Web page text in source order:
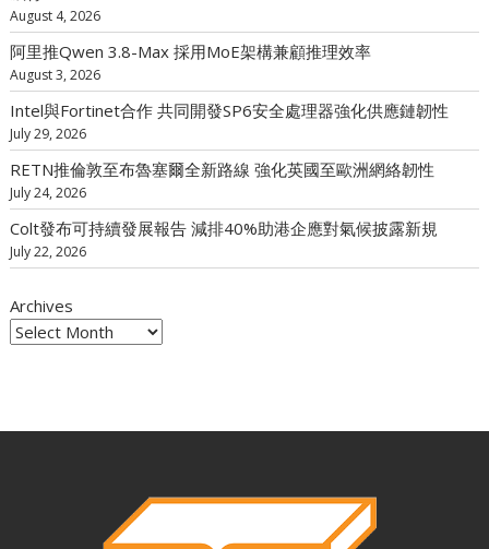
August 4, 2026
阿里推Qwen 3.8-Max 採用MoE架構兼顧推理效率
August 3, 2026
Intel與Fortinet合作 共同開發SP6安全處理器強化供應鏈韌性
July 29, 2026
RETN推倫敦至布魯塞爾全新路線 強化英國至歐洲網絡韌性
July 24, 2026
Colt發布可持續發展報告 減排40%助港企應對氣候披露新規
July 22, 2026
Archives